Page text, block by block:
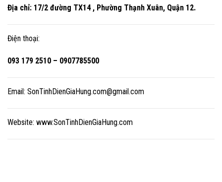
Địa chỉ: 17/2 đường TX14 , Phường Thạnh Xuân, Quận 12.
Điện thoại:
093 179 2510 – 0907785500
Email: SonTinhDienGiaHung.com@gmail.com
Website: www.SonTinhDienGiaHung.com